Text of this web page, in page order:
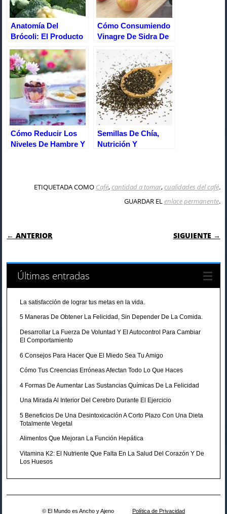
Anatomía Del
Brócoli: El Producto
La Naturaleza
Cómo Consumiendo
Vinagre De Sidra De
Mis Defensas
Cómo Reducir Los
Niveles De Hambre Y
Semillas De Chía,
Nutrición Y
ETIQUETADA COMO Café,cantidad a tomar,cualidades del café.
GUARDAR ELenlace permanente.
NAVEGACIÓN DE ENTRADAS
← ANTERIOR SIGUIENTE →
Últimas entradas
La satisfacción de lograr tus metas en la vida.
5 Maneras De Obtener La Felicidad, Sin Depender De La Comida.
Desarrollar La Fuerza De Voluntad Y El Autocontrol Para Cambiar
El Comportamiento
6 Consejos Para Hacer Que El Miedo Sea Tu Amigo
Cómo Tus Creencias Erróneas Afectan Todo Lo Que Haces
4 Formas De Aumentar Las Sustancias Químicas De La Felicidad
Una Mirada Al Interior Del Cerebro Durante El Ejercicio
5 Beneficios De Una Desintoxicación A Corto Plazo Con Una Dieta
Totalmente Vegetal
Alimentos Que Mejoran La Función Hepática
Vitamina K2: El Nutriente Que Falta En La Salud Del Corazón Y De
Los Huesos
© El Mundo es Ancho y Ajeno Política de Privacidad